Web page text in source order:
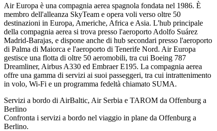
Air Europa è una compagnia aerea spagnola fondata nel 1986. È
membro dell'alleanza SkyTeam e opera voli verso oltre 50
destinazioni in Europa, Americhe, Africa e Asia. L'hub principale
della compagnia aerea si trova presso l'aeroporto Adolfo Suárez
Madrid-Barajas, e dispone anche di hub secondari presso l'aeroporto
di Palma di Maiorca e l'aeroporto di Tenerife Nord. Air Europa
gestisce una flotta di oltre 50 aeromobili, tra cui Boeing 787
Dreamliner, Airbus A330 ed Embraer E195. La compagnia aerea
offre una gamma di servizi ai suoi passeggeri, tra cui intrattenimento
in volo, Wi-Fi e un programma fedeltà chiamato SUMA.
Servizi a bordo di AirBaltic, Air Serbia e TAROM da Offenburg a
Berlino
Confronta i servizi a bordo nel viaggio in plane da Offenburg a
Berlino.